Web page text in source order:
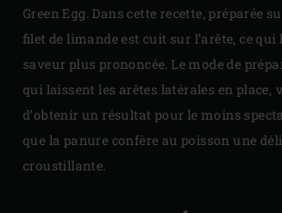
Green Egg. Dans cette recette, préparée
filet de limande est cuit sur l’arête, ce
saveur plus prononcée. Le mode de
qui laissent les arêtes latérales en place,
d’obtenir un résultat pour le moins
que la panure confère au poisson une
croustillante.